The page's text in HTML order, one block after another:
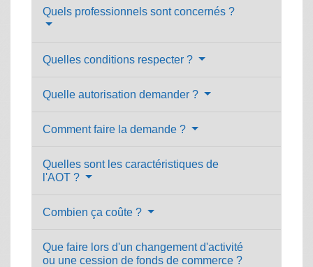
Quels professionnels sont concernés ?
Quelles conditions respecter ?
Quelle autorisation demander ?
Comment faire la demande ?
Quelles sont les caractéristiques de
l'AOT ?
Combien ça coûte ?
Que faire lors d'un changement d'activité
ou une cession de fonds de commerce ?